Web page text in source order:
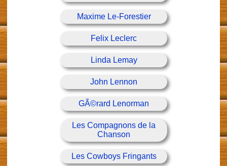
Maxime Le-Forestier
Felix Leclerc
Linda Lemay
John Lennon
GÃ©rard Lenorman
Les Compagnons de la
Chanson
Les Cowboys Fringants